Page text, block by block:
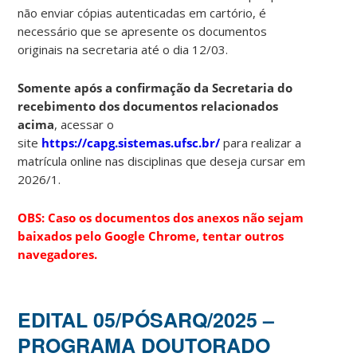
não enviar cópias autenticadas em cartório, é
necessário que se apresente os documentos
originais na secretaria até o dia 12/03.
Somente após a confirmação da Secretaria do
recebimento dos documentos relacionados
acima, acessar o
site https://capg.sistemas.ufsc.br/ para realizar a
matrícula online nas disciplinas que deseja cursar em
2026/1.
OBS: Caso os documentos dos anexos não sejam
baixados pelo Google Chrome, tentar outros
navegadores.
EDITAL 05/PÓSARQ/2025 –
PROGRAMA DOUTORADO